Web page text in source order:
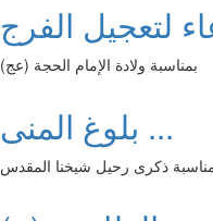
لتعجيل الفرج
بمناسبة ولادة الإمام الحجة (عج)
بلوغ المنى ...
ذكرى رحيل شيخنا المقدس